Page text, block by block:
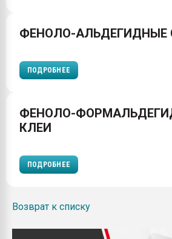
ФЕНОЛО-
ПОДРОБНЕЕ
ФЕНОЛО-
КЛЕИ
ПОДРОБНЕЕ
Возврат к списку